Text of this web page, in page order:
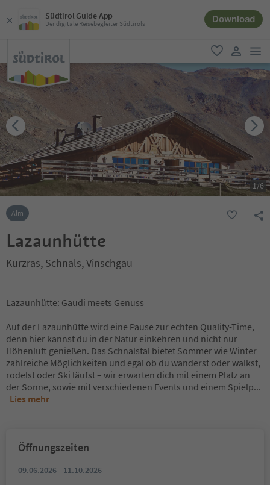
Südtirol Guide App
Der digitale Reisebegleiter Südtirols Download
favorit
user link
1/6
Alm
Lazaunhütte
Kurzras, Schnals, Vinschgau
Lazaunhütte: Gaudi meets Genuss
Auf der Lazaunhütte wird eine Pause zur echten Quality-Time,
denn hier kannst du in der Natur einkehren und nicht nur
Höhenluft genießen. Das Schnalstal bietet Sommer wie Winter
zahlreiche Möglichkeiten und egal ob du wanderst oder walkst,
rodelst oder Ski läufst – wir erwarten dich mit einem Platz an
der Sonne, sowie mit verschiedenen Events und einem Spielp...
Lies mehr
Öffnungszeiten
09.06.2026 - 11.10.2026